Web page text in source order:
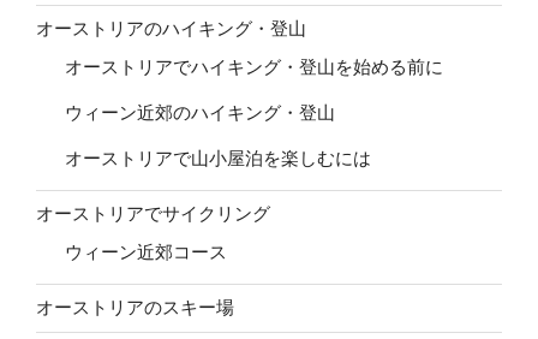
オーストリアのハイキング・登山
オーストリアでハイキング・登山を始める前に
ウィーン近郊のハイキング・登山
オーストリアで山小屋泊を楽しむには
オーストリアでサイクリング
ウィーン近郊コース
オーストリアのスキー場